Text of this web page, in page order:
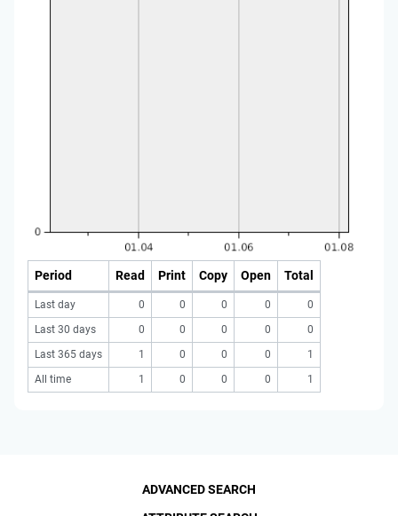
Period Read Print Copy Open Total
Last day 0 0 0 0
0
Last 30 days
0 0 0 0
0
Last 365 days
1 0 0 0
1
All time
1 0 0 0 1
ADVANCED SEARCH